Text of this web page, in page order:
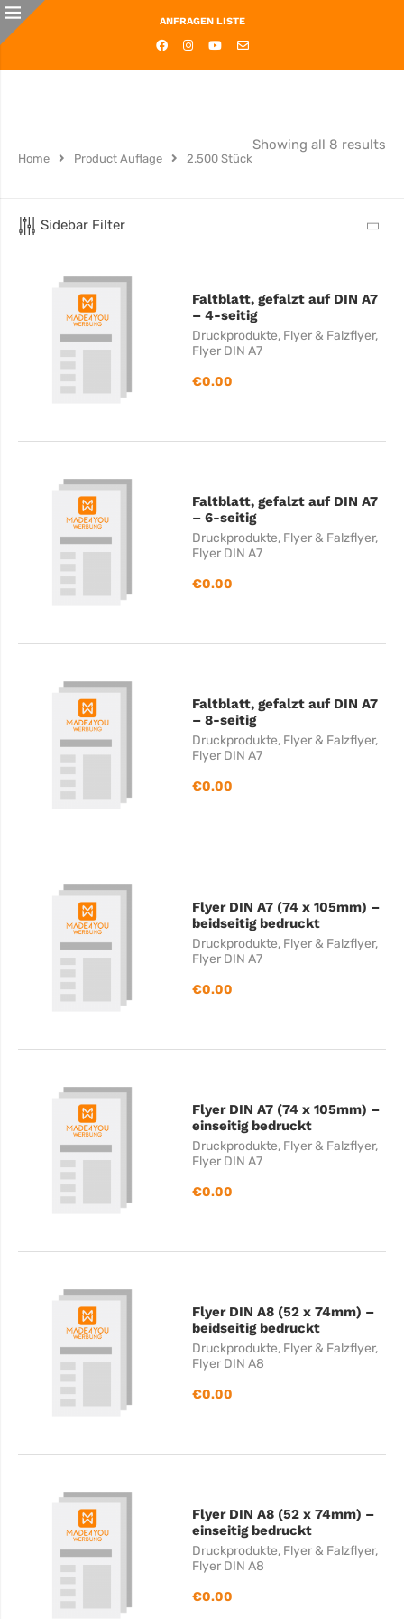
ANFRAGEN LISTE
Home Product Auflage 2.500 Stück
Showing all 8 results
Sidebar Filter
Faltblatt, gefalzt auf DIN A7
– 4-seitig
Druckprodukte, Flyer & Falzflyer,
Flyer DIN A7
€0.00
Faltblatt, gefalzt auf DIN A7
– 6-seitig
Druckprodukte, Flyer & Falzflyer,
Flyer DIN A7
€0.00
Faltblatt, gefalzt auf DIN A7
– 8-seitig
Druckprodukte, Flyer & Falzflyer,
Flyer DIN A7
€0.00
Flyer DIN A7 (74 x 105mm) –
beidseitig bedruckt
Druckprodukte, Flyer & Falzflyer,
Flyer DIN A7
€0.00
Flyer DIN A7 (74 x 105mm) –
einseitig bedruckt
Druckprodukte, Flyer & Falzflyer,
Flyer DIN A7
€0.00
Flyer DIN A8 (52 x 74mm) –
beidseitig bedruckt
Druckprodukte, Flyer & Falzflyer,
Flyer DIN A8
€0.00
Flyer DIN A8 (52 x 74mm) –
einseitig bedruckt
Druckprodukte, Flyer & Falzflyer,
Flyer DIN A8
€0.00